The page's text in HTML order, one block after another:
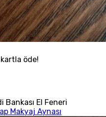
öde!
Bankası El Feneri
Makyaj Aynası